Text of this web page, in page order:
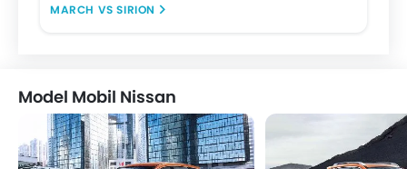
MARCH VS SIRION
Model Mobil Nissan